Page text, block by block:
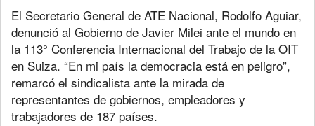
El Secretario General de ATE Nacional, Rodolfo Aguiar,
denunció al Gobierno de Javier Milei ante el mundo en
la 113° Conferencia Internacional del Trabajo de la OIT
en Suiza. “En mi país la democracia está en peligro”,
remarcó el sindicalista ante la mirada de
representantes de gobiernos, empleadores y
trabajadores de 187 países.